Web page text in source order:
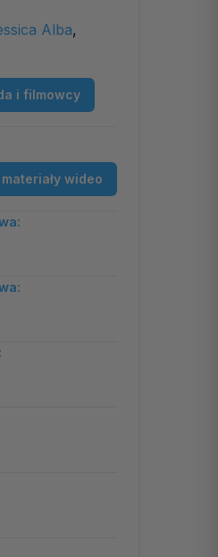
Alba,
i filmowcy
wideo